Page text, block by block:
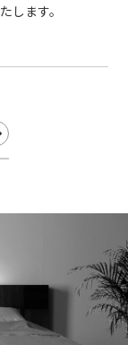
します。